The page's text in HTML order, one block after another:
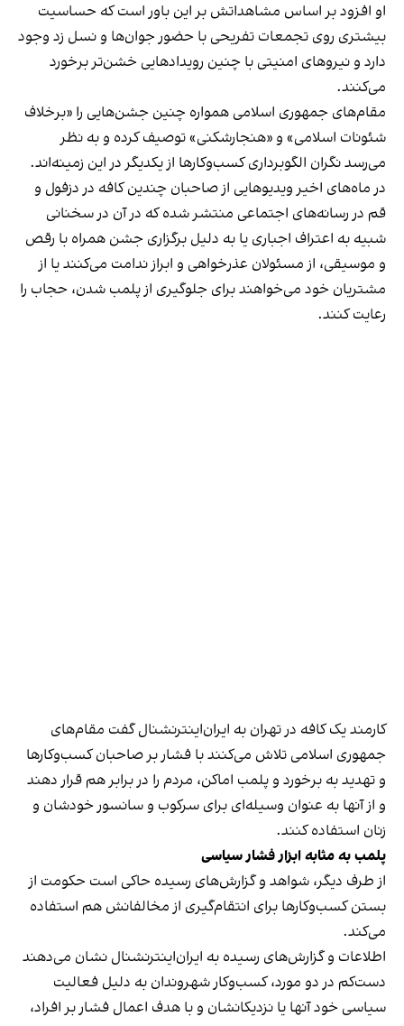
او افزود بر اساس مشاهداتش بر این باور است که حساسیت
بیشتری روی تجمعات تفریحی با حضور جوان‌ها و نسل زد وجود
دارد و نیروهای امنیتی با چنین رویدادهایی خشن‌تر برخورد
می‌کنند.
مقام‌های جمهوری اسلامی همواره چنین جشن‌هایی را «برخلاف
شئونات اسلامی» و «هنجارشکنی» توصیف کرده و به نظر
می‌رسد نگران الگوبرداری کسب‌وکارها از یکدیگر در این زمینه‌اند.
در ماه‌های اخیر ویدیوهایی از صاحبان چندین کافه در دزفول و
قم در رسانه‌های اجتماعی منتشر شده که در آن در سخنانی
شبیه به اعتراف اجباری یا به دلیل برگزاری جشن همراه با رقص
و موسیقی، از مسئولان عذرخواهی و ابراز ندامت می‌کنند یا از
مشتریان خود می‌خواهند برای جلوگیری از پلمب شدن، حجاب را
رعایت کنند.
کارمند یک کافه در تهران به ایران‌اینترنشنال گفت مقام‌های
جمهوری اسلامی تلاش می‌کنند با فشار بر صاحبان کسب‌وکارها
و تهدید به برخورد و پلمب اماکن، مردم را در برابر هم قرار دهند
و از آنها به عنوان وسیله‌ای برای سرکوب و سانسور خودشان و
زنان استفاده کنند.
پلمب به مثابه ابزار فشار سیاسی
از طرف دیگر، شواهد و گزارش‌های رسیده حاکی است حکومت از
بستن کسب‌وکارها برای انتقام‌گیری از مخالفانش هم استفاده
می‌کند.
اطلاعات و گزارش‌های رسیده به ایران‌اینترنشنال نشان می‌دهند
دست‌کم در دو مورد، کسب‌وکار شهروندان به دلیل فعالیت
سیاسی خود آنها یا نزدیکانشان و با هدف اعمال فشار بر افراد،